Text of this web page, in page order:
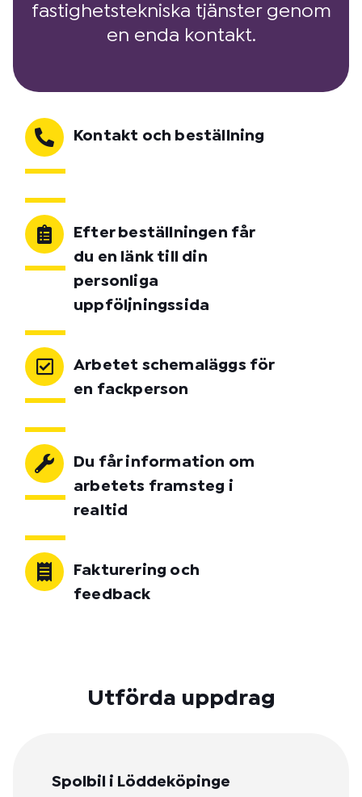
fastighetstekniska tjänster genom
en enda kontakt.
Kontakt och beställning
Efter beställningen får
du en länk till din
personliga
uppföljningssida
Arbetet schemaläggs för
en fackperson
Du får information om
arbetets framsteg i
realtid
Fakturering och
feedback
Utförda uppdrag
Spolbil i Löddeköpinge